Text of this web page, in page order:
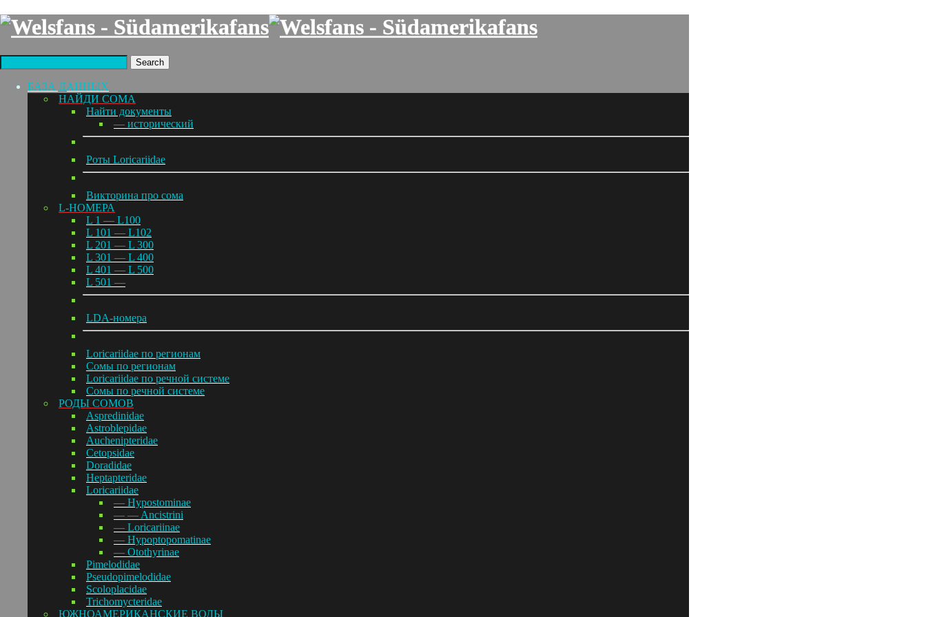
Search
БАЗА ДАННЫХ
НАЙДИ СОМА
Найти документы
— исторический
Роты Loricariidae
Викторина про сома
L-НОМЕРА
L 1 — L100
L 101 — L102
L 201 — L 300
L 301 — L 400
L 401 — L 500
L 501 —
LDA-номера
Loricariidae по регионам
Сомы по регионам
Loricariidae по речной системе
Сомы по речной системе
РОДЫ СОМОВ
Aspredinidae
Astroblepidae
Auchenipteridae
Cetopsidae
Doradidae
Heptapteridae
Loricariidae
— Hypostominae
— — Ancistrini
— Loricariinae
— Hypoptopomatinae
— Otothyrinae
Pimelodidae
Pseudopimelodidae
Scoloplacidae
Trichomycteridae
ЮЖНОАМЕРИКАНСКИЕ ВОДЫ